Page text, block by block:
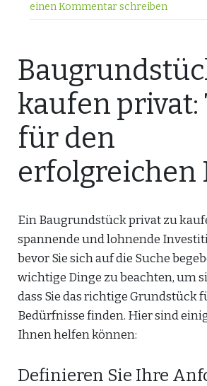
einen Kommentar schreiben
kaufen privat:
für den
erfolgreichen
Ein Baugrundstück privat zu
spannende und lohnende
bevor Sie sich auf die Suche
wichtige Dinge zu beachten, um
dass Sie das richtige Grundstück
Bedürfnisse finden. Hier sind
Ihnen helfen können:
Definieren Sie Ihre